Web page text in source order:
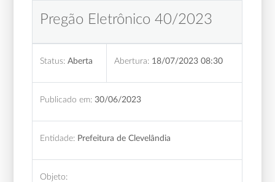
Pregão Eletrônico 40/2023
Status: Aberta Abertura: 18/07/2023 08:30
Publicado em: 30/06/2023
Entidade: Prefeitura de Clevelândia
Objeto: